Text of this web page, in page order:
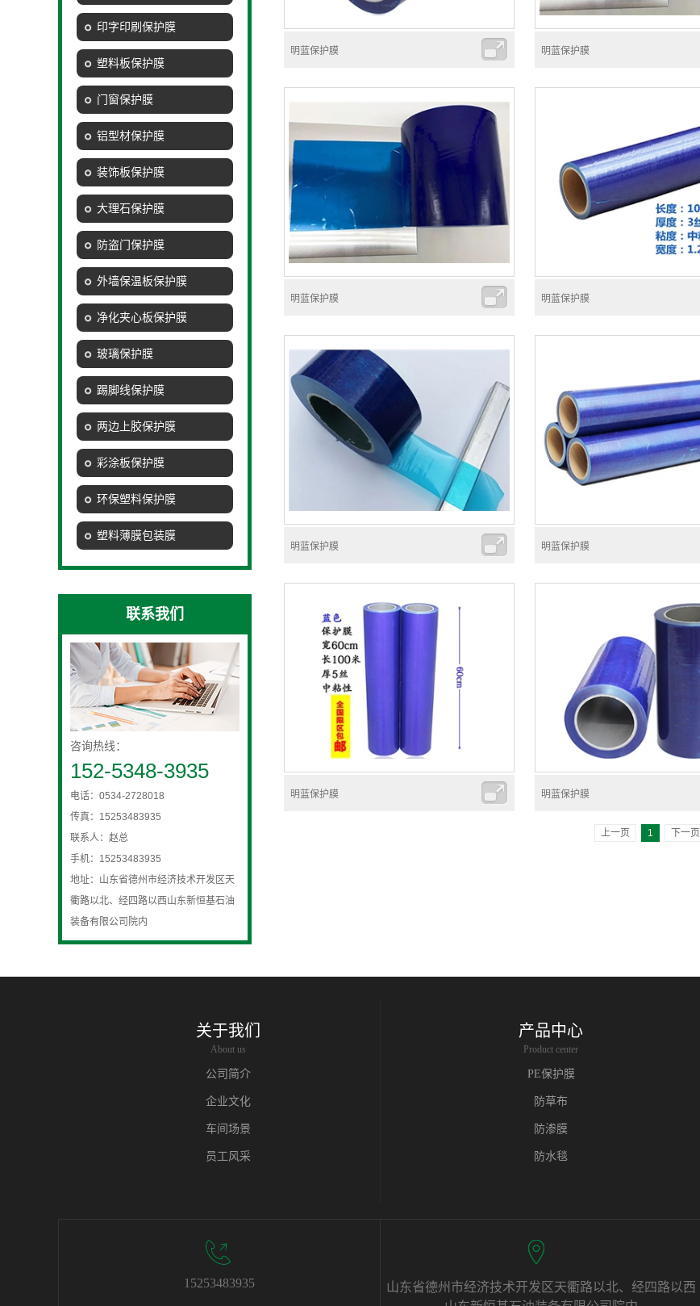
印字印刷保护膜
塑料板保护膜
门窗保护膜
铝型材保护膜
装饰板保护膜
大理石保护膜
防盗门保护膜
外墙保温板保护膜
净化夹心板保护膜
玻璃保护膜
踢脚线保护膜
两边上胶保护膜
彩涂板保护膜
环保塑料保护膜
塑料薄膜包装膜
联系我们
咨询热线：
152-5348-3935
电话：0534-2728018
传真：15253483935
联系人：赵总
手机：15253483935
地址：山东省德州市经济技术开发区天
衢路以北、经四路以西山东新恒基石油
装备有限公司院内
明蓝保护膜 明蓝保护膜
明蓝保护膜 明蓝保护膜
明蓝保护膜 明蓝保护膜
明蓝保护膜 明蓝保护膜
上一页 1 下一页
关于我们
About us
公司简介
企业文化
车间场景
员工风采
产品中心
Product center
PE保护膜
防草布
防渗膜
防水毯
15253483935
山东省德州市经济技术开发区天衢路以北、经四路以西